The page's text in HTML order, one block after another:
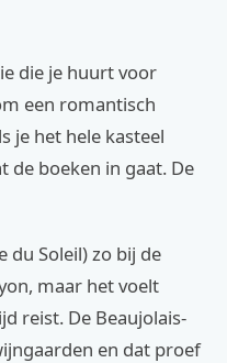
die je huurt voor
een romantisch
je het hele kasteel
de boeken in gaat. De
du Soleil) zo bij de
maar het voelt
reist. De Beaujolais-
en dat proef